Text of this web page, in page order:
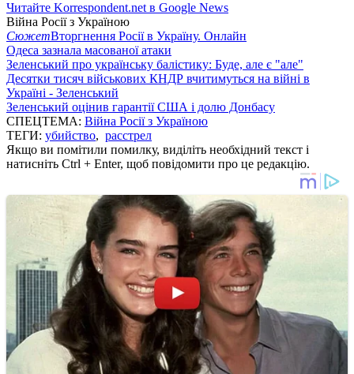
Читайте Korrespondent.net в Google News
Війна Росії з Україною
СюжетВторгнення Росії в Україну. Онлайн
Одеса зазнала масованої атаки
Зеленський про українську балістику: Буде, але є "але"
Десятки тисяч військових КНДР вчитимуться на війні в
Україні - Зеленський
Зеленський оцінив гарантії США і долю Донбасу
СПЕЦТЕМА: Війна Росії з Україною
ТЕГИ: убийство, расстрел
Якщо ви помітили помилку, виділіть необхідний текст і
натисніть Ctrl + Enter, щоб повідомити про це редакцію.